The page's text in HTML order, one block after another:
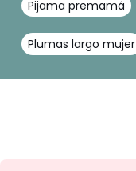
Pijama premamá
Plumas largo mujer